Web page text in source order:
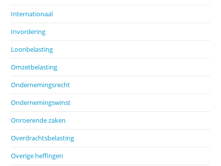
Internationaal
Invordering
Loonbelasting
Omzetbelasting
Ondernemingsrecht
Ondernemingswinst
Onroerende zaken
Overdrachtsbelasting
Overige heffingen